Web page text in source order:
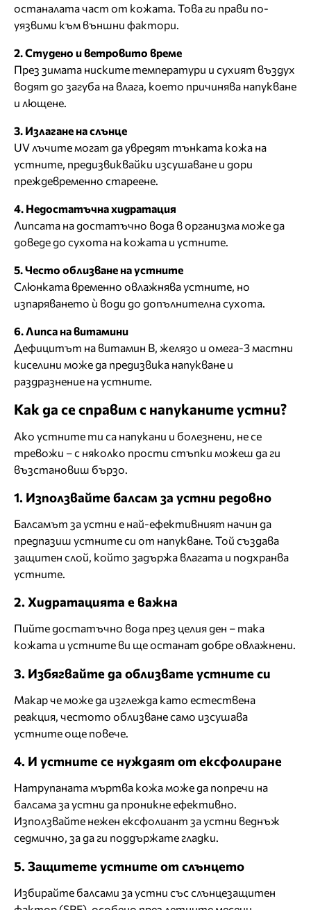
останалата част от кожата. Това ги прави по-
уязвими към външни фактори.
2. Студено и ветровито време
През зимата ниските температури и сухият въздух
водят до загуба на влага, което причинява напукване
и лющене.
3. Излагане на слънце
UV лъчите могат да увредят тънката кожа на
устните, предизвиквайки изсушаване и дори
преждевременно стареене.
4. Недостатъчна хидратация
Липсата на достатъчно вода в организма може да
доведе до сухота на кожата и устните.
5. Често облизване на устните
Слюнката временно овлажнява устните, но
изпаряването ѝ води до допълнителна сухота.
6. Липса на витамини
Дефицитът на витамин B, желязо и омега-3 мастни
киселини може да предизвика напукване и
раздразнение на устните.
Как да се справим с напуканите устни?
Ако устните ти са напукани и болезнени, не се
тревожи – с няколко прости стъпки можеш да ги
възстановиш бързо.
1. Използвайте балсам за устни редовно
Балсамът за устни е най-ефективният начин да
предпазиш устните си от напукване. Той създава
защитен слой, който задържа влагата и подхранва
устните.
2. Хидратацията е важна
Пийте достатъчно вода през целия ден – така
кожата и устните ви ще останат добре овлажнени.
3. Избягвайте да облизвате устните си
Макар че може да изглежда като естествена
реакция, честото облизване само изсушава
устните още повече.
4. И устните се нуждаят от ексфолиране
Натрупаната мъртва кожа може да попречи на
балсама за устни да проникне ефективно.
Използвайте нежен ексфолиант за устни веднъж
седмично, за да ги поддържате гладки.
5. Защитете устните от слънцето
Избирайте балсами за устни със слънцезащитен